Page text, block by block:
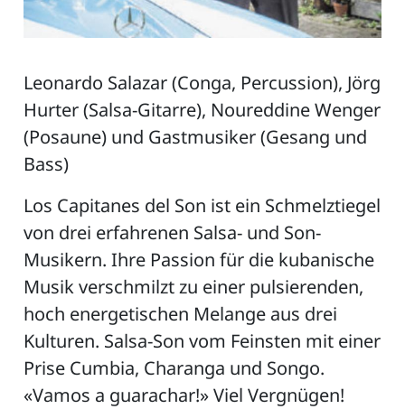
Leonardo Salazar (Conga, Percussion), Jörg
Hurter (Salsa-Gitarre), Noureddine Wenger
(Posaune) und Gastmusiker (Gesang und
Bass)
Los Capitanes del Son ist ein Schmelztiegel
von drei erfahrenen Salsa- und Son-
Musikern. Ihre Passion für die kubanische
Musik verschmilzt zu einer pulsierenden,
hoch energetischen Melange aus drei
Kulturen. Salsa-Son vom Feinsten mit einer
Prise Cumbia, Charanga und Songo.
«Vamos a guarachar!» Viel Vergnügen!